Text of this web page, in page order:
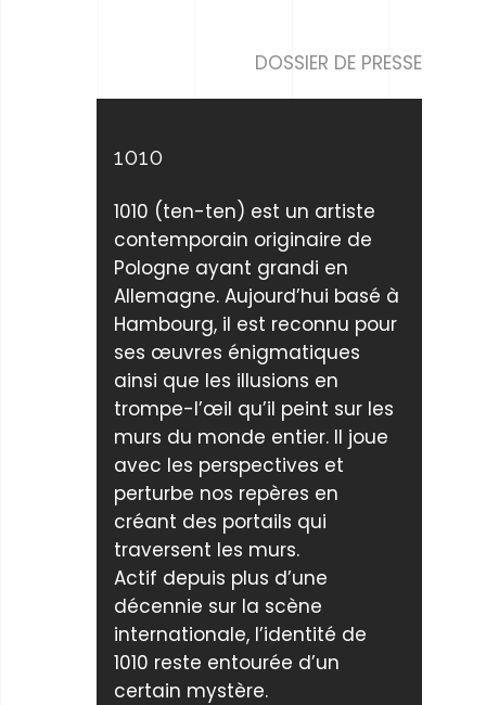
DOSSIER DE PRESSE
1010
1010 (ten-ten) est un artiste
contemporain originaire de
Pologne ayant grandi en
Allemagne. Aujourd’hui basé à
Hambourg, il est reconnu pour
ses œuvres énigmatiques
ainsi que les illusions en
trompe-l’œil qu’il peint sur les
murs du monde entier. Il joue
avec les perspectives et
perturbe nos repères en
créant des portails qui
traversent les murs.
Actif depuis plus d’une
décennie sur la scène
internationale, l’identité de
1010 reste entourée d’un
certain mystère.